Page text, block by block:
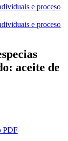
aceite de
PDF